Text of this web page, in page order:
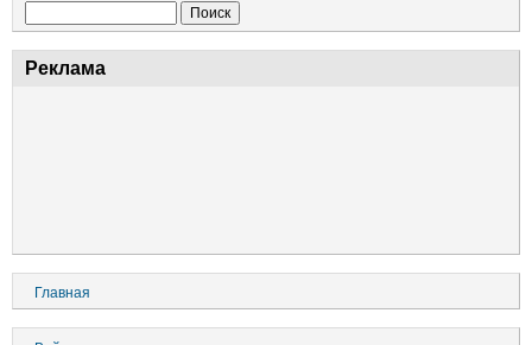
Реклама
Основная
навигация
Главная